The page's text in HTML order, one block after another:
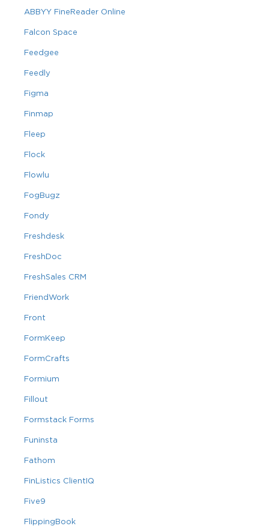
ABBYY FineReader Online
Falcon Space
Feedgee
Feedly
Figma
Finmap
Fleep
Flock
Flowlu
FogBugz
Fondy
Freshdesk
FreshDoc
FreshSales CRM
FriendWork
Front
FormKeep
FormCrafts
Formium
Fillout
Formstack Forms
Funinsta
Fathom
FinListics ClientIQ
Five9
FlippingBook